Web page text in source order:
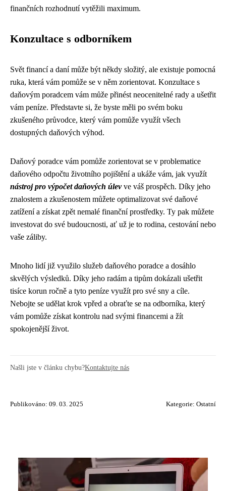
finančních rozhodnutí vytěžili maximum.
Konzultace s odborníkem
Svět financí a daní může být někdy složitý, ale existuje pomocná
ruka, která vám pomůže se v něm zorientovat. Konzultace s
daňovým poradcem vám může přinést neocenitelné rady a ušetřit
vám peníze. Představte si, že byste měli po svém boku
zkušeného průvodce, který vám pomůže využít všech
dostupných daňových výhod.
Daňový poradce vám pomůže zorientovat se v problematice
daňového odpočtu životního pojištění a ukáže vám, jak využít
nástroj pro výpočet daňových úlevve váš prospěch. Díky jeho
znalostem a zkušenostem můžete optimalizovat své daňové
zatížení a získat zpět nemalé finanční prostředky. Ty pak můžete
investovat do své budoucnosti, ať už je to rodina, cestování nebo
vaše záliby.
Mnoho lidí již využilo služeb daňového poradce a dosáhlo
skvělých výsledků. Díky jeho radám a tipům dokázali ušetřit
tisíce korun ročně a tyto peníze využít pro své sny a cíle.
Nebojte se udělat krok vpřed a obraťte se na odborníka, který
vám pomůže získat kontrolu nad svými financemi a žít
spokojenější život.
Našli jste v článku chybu?Kontaktujte nás
Publikováno: 09. 03. 2025 Kategorie: Ostatní